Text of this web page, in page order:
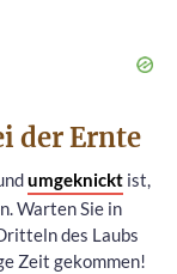
der Ernte
umgeknickt ist,
Warten Sie in
des Laubs
Zeit gekommen!